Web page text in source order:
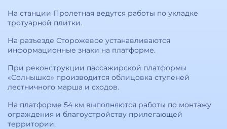
На станции Пролетная ведутся работы по укладке
тротуарной плитки.
На разъезде Сторожевое устанавливаются
информационные знаки на платформе.
При реконструкции пассажирской платформы
«Солнышко» производится облицовка ступеней
лестничного марша и сходов.
На платформе 54 км выполняются работы по монтажу
ограждения и благоустройству прилегающей
территории.